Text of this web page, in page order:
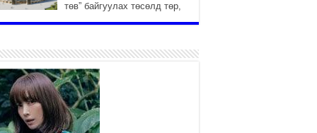
төв” байгуулах төсөлд төр,
Б.Пүрэвдагва: “Урт цагаан”-ыг
залуучууд чөлөөт цагаа
өнгөрүүлдэг, жуулчид зорьж
ирдэг цэг болгоно
оны 7 сар 21 / 16 цаг 47 минут